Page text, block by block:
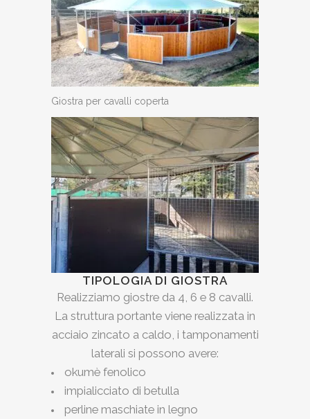
Giostra per cavalli coperta
TIPOLOGIA DI GIOSTRA
Realizziamo giostre da 4, 6 e 8 cavalli.
La struttura portante viene realizzata in
acciaio zincato a caldo, i tamponamenti
laterali si possono avere:
okumè fenolico
impialicciato di betulla
perline maschiate in legno